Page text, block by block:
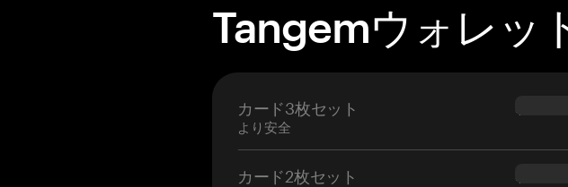
Tangemウォレッ
カード3枚セット
より安全
$69.90
カード2枚セット $54.90